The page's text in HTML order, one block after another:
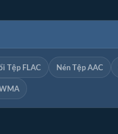
Tệp FLAC Nén Tệp AAC